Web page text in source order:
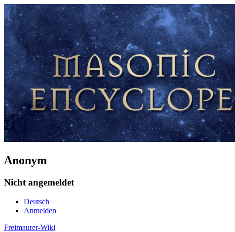
Anonym
Nicht angemeldet
Deutsch
Anmelden
Freimaurer-Wiki